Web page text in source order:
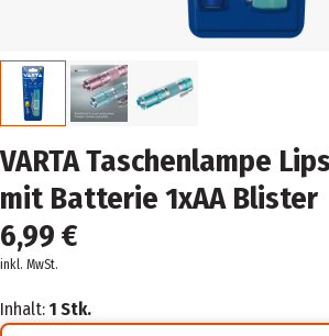
VARTA Taschenlampe
mit Batterie 1xAA Blister
6,99 €
inkl. MwSt.
Inhalt: 1 Stk.